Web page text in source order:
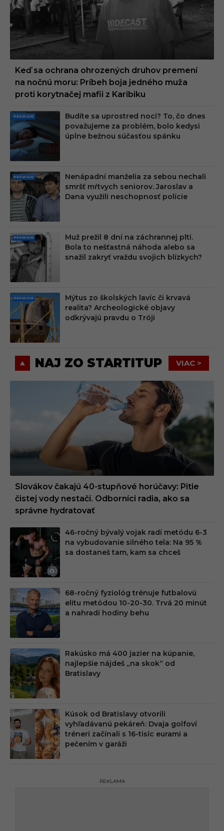
Keď sa ochrana ohrozených druhov premení
na nočnú moru: Príbeh boja jedného muža
proti korytnačej mafii z Karibiku
PRE
MIU
M
Budíte sa uprostred noci? To, čo dnes
považujeme za problém, bolo kedysi
úplne bežnou súčasťou spánku
PRE
MIU
M
Nenápadní manželia za sebou nechali
smršť mŕtvych seniorov. Jaroslav a
Dana využili neschopnosť polície
PRE
MIU
M
Muž prežil 8 dní na záchrannej plti.
Bola to nešťastná náhoda alebo sa
snažil zakryť vraždu svojich blízkych?
PRE
MIU
M
Mýtus zo školských lavíc či krvavá
realita? Archeologické objavy
odkrývajú pravdu o Tróji
NAJ ZO STARTITUP VIAC >
Slovákov čakajú 40-stupňové horúčavy: Pitie
čistej vody nestačí. Odborníci radia, ako sa
správne hydratovať
46-ročný bývalý vojak radí metódu 6-3
na vybudovanie silného tela: Na 95 %
sa dostaneš tam, kam sa chceš
68-ročný fyziológ trénuje futbalovú
elitu metódou 10-20-30. Trvá 20 minút
a nahradí hodiny behu
Rakúsko má 400 jazier na kúpanie,
najlepšie nájdeš „na skok“ od
Bratislavy
Kúsok od Bratislavy otvorili
vyhľadávanú pekáreň: Dvaja golfoví
tréneri začínali s 16-tisíc eurami a
pečením v garáži
REKLAMA